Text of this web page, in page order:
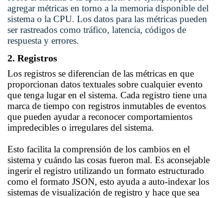
agregar métricas en torno a la memoria disponible del
sistema o la CPU. Los datos para las métricas pueden
ser rastreados como tráfico, latencia, códigos de
respuesta y errores.
2. Registros
Los registros se diferencian de las métricas en que
proporcionan datos textuales sobre cualquier evento
que tenga lugar en el sistema. Cada registro tiene una
marca de tiempo con registros inmutables de eventos
que pueden ayudar a reconocer comportamientos
impredecibles o irregulares del sistema.
Esto facilita la comprensión de los cambios en el
sistema y cuándo las cosas fueron mal. Es aconsejable
ingerir el registro utilizando un formato estructurado
como el formato JSON, esto ayuda a auto-indexar los
sistemas de visualización de registro y hace que sea